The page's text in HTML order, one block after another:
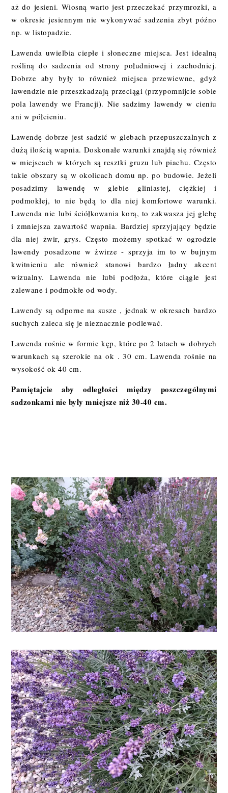
aż do jesieni. Wiosną warto jest przeczekać przymrozki, a
w okresie jesiennym nie wykonywać sadzenia zbyt późno
np. w listopadzie.
Lawenda uwielbia ciepłe i słoneczne miejsca. Jest idealną
rośliną do sadzenia od strony południowej i zachodniej.
Dobrze aby były to również miejsca przewiewne, gdyż
lawendzie nie przeszkadzają przeciągi (przypomnijcie sobie
pola lawendy we Francji). Nie sadzimy lawendy w cieniu
ani w półcieniu.
Lawendę dobrze jest sadzić w glebach przepuszczalnych z
dużą ilością wapnia. Doskonałe warunki znajdą się również
w miejscach w których są resztki gruzu lub piachu. Często
takie obszary są w okolicach domu np. po budowie. Jeżeli
posadzimy lawendę w glebie gliniastej, ciężkiej i
podmokłej, to nie będą to dla niej komfortowe warunki.
Lawenda nie lubi ściółkowania korą, to zakwasza jej glebę
i zmniejsza zawartość wapnia. Bardziej sprzyjający będzie
dla niej żwir, grys. Często możemy spotkać w ogrodzie
lawendy posadzone w żwirze - sprzyja im to w bujnym
kwitnieniu ale również stanowi bardzo ładny akcent
wizualny. Lawenda nie lubi podłoża, które ciągle jest
zalewane i podmokłe od wody.
Lawendy są odporne na susze , jednak w okresach bardzo
suchych zaleca się je nieznacznie podlewać.
Lawenda rośnie w formie kęp, które po 2 latach w dobrych
warunkach są szerokie na ok . 30 cm. Lawenda rośnie na
wysokość ok 40 cm.
Pamiętajcie aby odległości między poszczególnymi
sadzonkami nie były mniejsze niż 30-40 cm.